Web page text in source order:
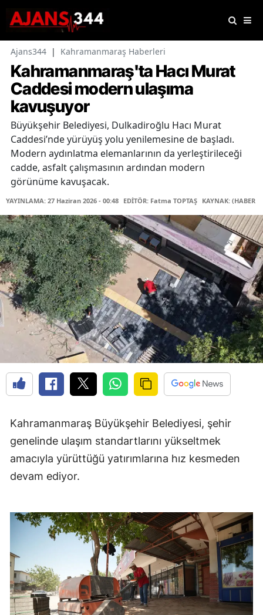
Ajans344 | Kahramanmaraş Haberleri
Kahramanmaraş'ta Hacı Murat
Caddesi modern ulaşıma
kavuşuyor
Büyükşehir Belediyesi, Dulkadiroğlu Hacı Murat
Caddesi’nde yürüyüş yolu yenilemesine de başladı.
Modern aydınlatma elemanlarının da yerleştirileceği
cadde, asfalt çalışmasının ardından modern
görünüme kavuşacak.
YAYINLAMA: 27 Haziran 2026 - 00:48 EDİTÖR: Fatma TOPTAŞ KAYNAK: (HABER
Kahramanmaraş Büyükşehir Belediyesi, şehir
genelinde ulaşım standartlarını yükseltmek
amacıyla yürüttüğü yatırımlarına hız kesmeden
devam ediyor.